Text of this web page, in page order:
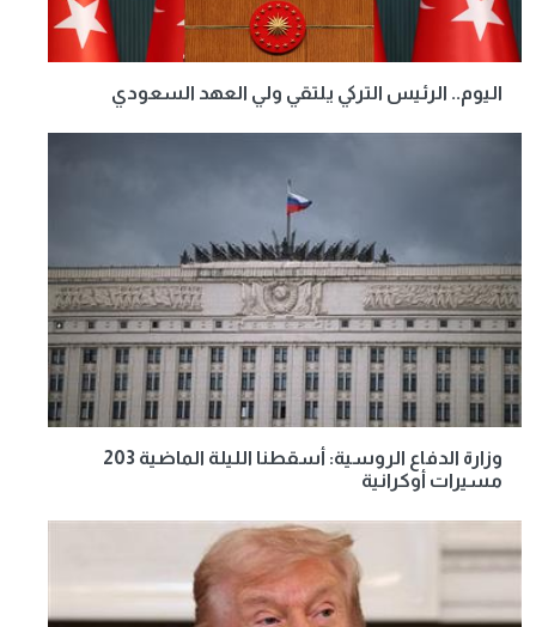
اليوم.. الرئيس التركي يلتقي ولي العهد السعودي
وزارة الدفاع الروسية: أسقطنا الليلة الماضية 203
مسيرات أوكرانية